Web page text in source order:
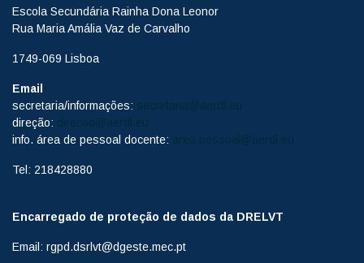
Escola Secundária Rainha Dona Leonor
Rua Maria Amália Vaz de Carvalho
1749-069 Lisboa
Email
secretaria/informações: secretaria@aerdl.eu
direção: direcao@aerdl.eu
info. área de pessoal docente: area.pessoal@aerdl.eu
Tel: 218428880
Encarregado de proteção de dados da DRELVT
Email: rgpd.dsrlvt@dgeste.mec.pt